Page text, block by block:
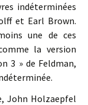
indéterminées
et Earl Brown.
une de ces
la version
3 » de Feldman,
John Holzaepfel